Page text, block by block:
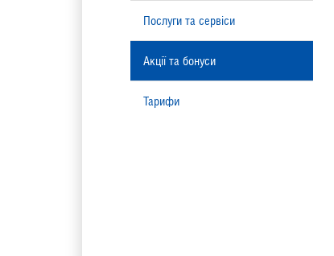
Послуги та сервіси
Акції та бонуси
Тарифи